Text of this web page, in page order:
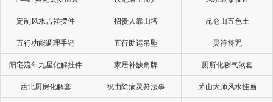
定制风水吉祥摆件 招贵人靠山塔 昆仑山五色土
五行功能调理手链 五行助运吊坠 灵符符咒
阳宅流年九星化解挂件 家居补缺角牌 厕所化秽气煞套
西北厨房化解套 祝由除病灵符法事 茅山大师风水挂画